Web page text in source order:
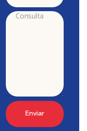
Consulta
Enviar